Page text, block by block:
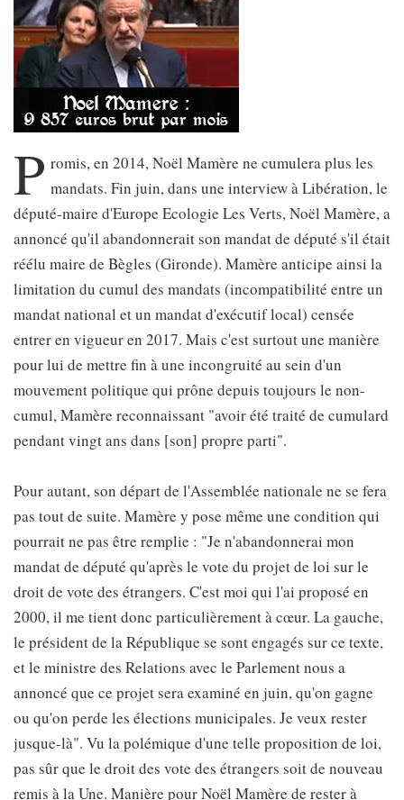
P romis, en 2014, Noël Mamère ne cumulera plus les
mandats. Fin juin, dans une interview à Libération, le
député-maire d'Europe Ecologie Les Verts, Noël Mamère, a
annoncé qu'il abandonnerait son mandat de député s'il était
réélu maire de Bègles (Gironde). Mamère anticipe ainsi la
limitation du cumul des mandats (incompatibilité entre un
mandat national et un mandat d'exécutif local) censée
entrer en vigueur en 2017. Mais c'est surtout une manière
pour lui de mettre fin à une incongruité au sein d'un
mouvement politique qui prône depuis toujours le non-
cumul, Mamère reconnaissant "avoir été traité de cumulard
pendant vingt ans dans [son] propre parti".
Pour autant, son départ de l'Assemblée nationale ne se fera
pas tout de suite. Mamère y pose même une condition qui
pourrait ne pas être remplie : "Je n'abandonnerai mon
mandat de député qu'après le vote du projet de loi sur le
droit de vote des étrangers. C'est moi qui l'ai proposé en
2000, il me tient donc particulièrement à cœur. La gauche,
le président de la République se sont engagés sur ce texte,
et le ministre des Relations avec le Parlement nous a
annoncé que ce projet sera examiné en juin, qu'on gagne
ou qu'on perde les élections municipales. Je veux rester
jusque-là". Vu la polémique d'une telle proposition de loi,
pas sûr que le droit des vote des étrangers soit de nouveau
remis à la Une. Manière pour Noël Mamère de rester à